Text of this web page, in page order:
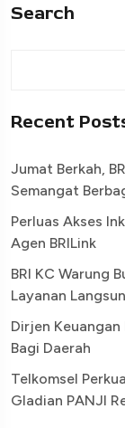
Search
Recent
Jumat Berkah,
Semangat
Perluas Akses
Agen BRILink
BRI KC Warung
Layanan
Dirjen Keuangan
Bagi Daerah
Telkomsel
Gladian PANJI